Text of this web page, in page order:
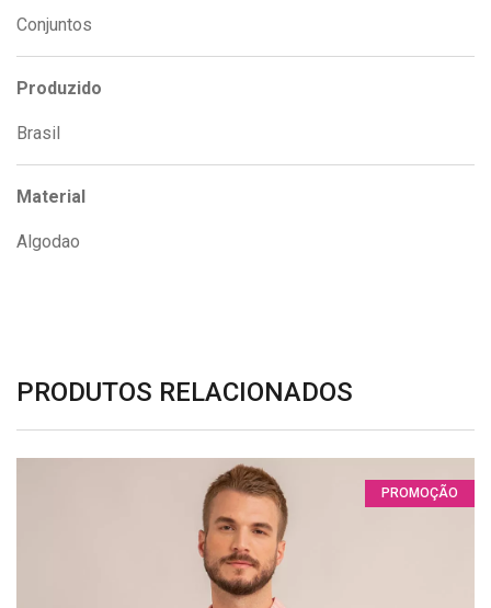
Conjuntos
Produzido
Brasil
Material
Algodao
PRODUTOS RELACIONADOS
PROMOÇÃO